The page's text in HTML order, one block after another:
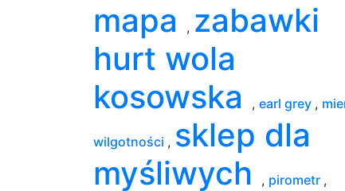
mapa
, zabawki
hurt wola
kosowska
, earl grey ,
wilgotności , sklep dla
myśliwych
, pirometr ,